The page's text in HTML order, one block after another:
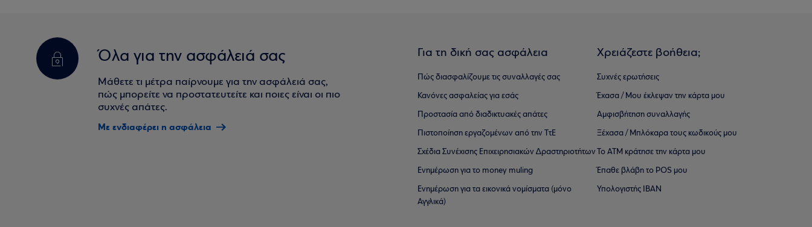
Όλα για την ασφάλειά σας
Μάθετε τι μέτρα παίρνουμε για την ασφάλειά σας,
πώς μπορείτε να προστατευτείτε και ποιες είναι οι πιο
συχνές απάτες.
Με ενδιαφέρει η ασφάλεια
Για τη δική σας ασφάλεια
Πώς διασφαλίζουμε τις συναλλαγές σας
Κανόνες ασφαλείας για εσάς
Προστασία από διαδικτυακές απάτες
Πιστοποίηση εργαζομένων από την ΤτΕ
Σχέδια Συνέχισης Επιχειρησιακών ∆ραστηριοτήτων
Ενημέρωση για το money muling
Ενημέρωση για τα εικονικά νομίσματα (μόνο
Αγγλικά)
Χρειάζεστε βοήθεια;
Συχνές ερωτήσεις
Έχασα / Μου έκλεψαν την κάρτα μου
Αμφισβήτηση συναλλαγής
Ξέχασα / Μπλόκαρα τους κωδικούς μου
Το ΑΤΜ κράτησε την κάρτα μου
Έπαθε βλάβη το POS μου
Υπολογιστής IBAN